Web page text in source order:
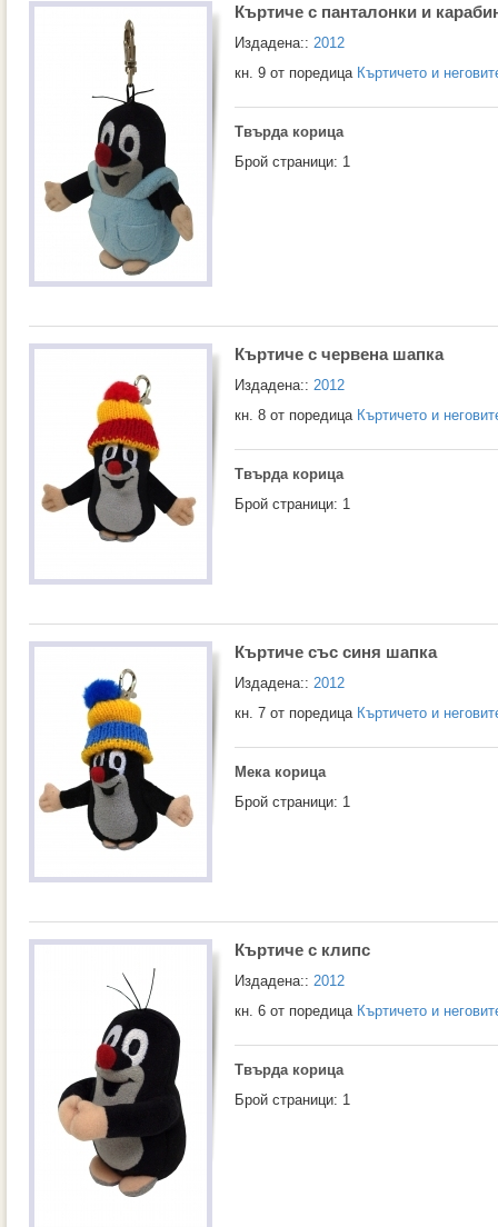
Къртиче с панталонки и
Издадена:: 2012
кн. 9 от поредица Къртичето и
Твърда корица
Брой страници: 1
Къртиче с червена шапка
Издадена:: 2012
кн. 8 от поредица Къртичето и
Твърда корица
Брой страници: 1
Къртиче със синя шапка
Издадена:: 2012
кн. 7 от поредица Къртичето и
Мека корица
Брой страници: 1
Къртиче с клипс
Издадена:: 2012
кн. 6 от поредица Къртичето и
Твърда корица
Брой страници: 1